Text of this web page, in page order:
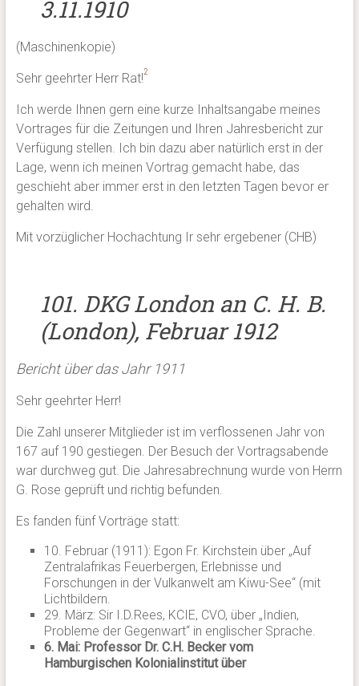
3.11.1910
(Maschinenkopie)
Sehr geehrter Herr Rat!2
Ich werde Ihnen gern eine kurze Inhaltsangabe meines
Vortrages für die Zeitungen und Ihren Jahresbericht zur
Verfügung stellen. Ich bin dazu aber natürlich erst in der
Lage, wenn ich meinen Vortrag gemacht habe, das
geschieht aber immer erst in den letzten Tagen bevor er
gehalten wird.
Mit vorzüglicher Hochachtung Ir sehr ergebener (CHB)
101. DKG London an C. H. B.
(London), Februar 1912
Bericht über das Jahr 1911
Sehr geehrter Herr!
Die Zahl unserer Mitglieder ist im verflossenen Jahr von
167 auf 190 gestiegen. Der Besuch der Vortragsabende
war durchweg gut. Die Jahresabrechnung wurde von Herrn
G. Rose geprüft und richtig befunden.
Es fanden fünf Vorträge statt:
10. Februar (1911): Egon Fr. Kirchstein über „Auf
Zentralafrikas Feuerbergen, Erlebnisse und
Forschungen in der Vulkanwelt am Kiwu-See“ (mit
Lichtbildern.
29. März: Sir I.D.Rees, KCIE, CVO, über „Indien,
Probleme der Gegenwart“ in englischer Sprache.
6. Mai: Professor Dr. C.H. Becker vom
Hamburgischen Kolonialinstitut über